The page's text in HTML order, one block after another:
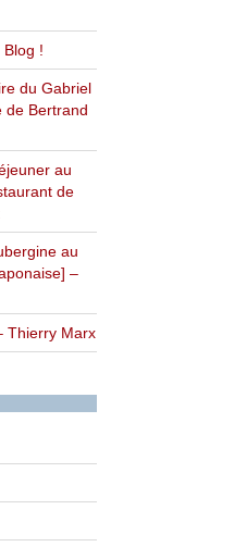
Blog !
du Gabriel
de Bertrand
au
de
au
–
Thierry Marx